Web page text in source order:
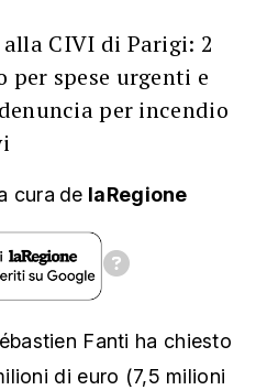
CIVI di Parigi: 2
spese urgenti e
per incendio
cura de laRegione
Fanti ha chiesto
di euro (7,5 milioni